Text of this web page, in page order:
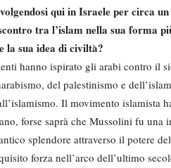
qui in Israele per circa
tra l’islam nella sua forma
la sua idea di civiltà?
hanno ispirato gli arabi contro il
del palestinismo e
Il movimento islamista
forse saprà che Mussolini fu
splendore attraverso il potere
forza nell’arco dell’ultimo